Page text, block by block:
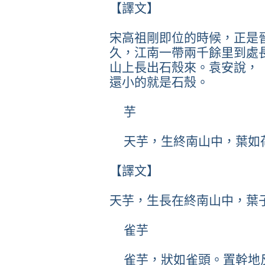
【譯文】
宋高祖剛即位的時候，正是
久，江南一帶兩千餘里到處
山上長出石殼來。袁安說，
還小的就是石殼。
芋
天芋，生終南山中，葉如
【譯文】
天芋，生長在終南山中，葉
雀芋
雀芋，狀如雀頭。置幹地